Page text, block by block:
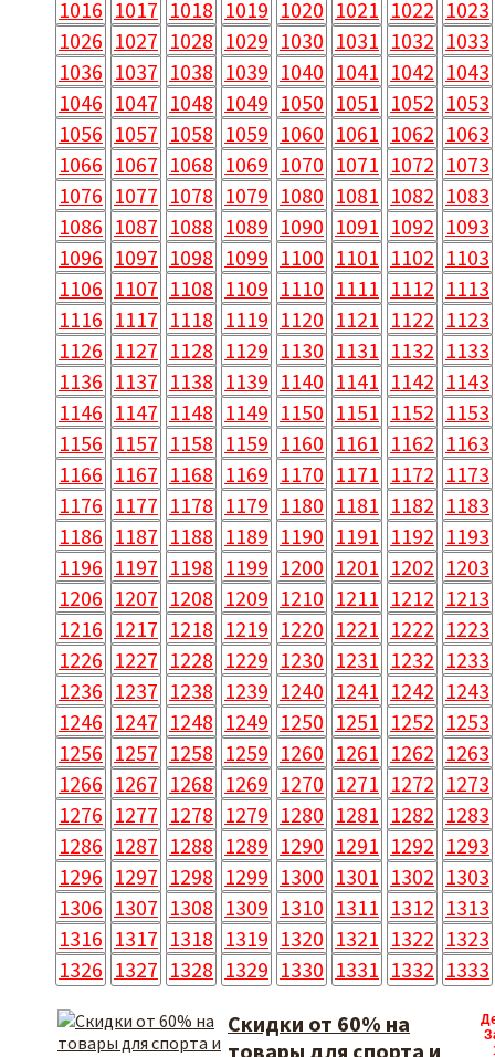
1016 1017 1018 1019 1020 1021 1022 1023
1026 1027 1028 1029 1030 1031 1032 1033
1036 1037 1038 1039 1040 1041 1042 1043
1046 1047 1048 1049 1050 1051 1052 1053
1056 1057 1058 1059 1060 1061 1062 1063
1066 1067 1068 1069 1070 1071 1072 1073
1076 1077 1078 1079 1080 1081 1082 1083
1086 1087 1088 1089 1090 1091 1092 1093
1096 1097 1098 1099 1100 1101 1102 1103
1106 1107 1108 1109 1110 1111 1112 1113
1116 1117 1118 1119 1120 1121 1122 1123
1126 1127 1128 1129 1130 1131 1132 1133
1136 1137 1138 1139 1140 1141 1142 1143
1146 1147 1148 1149 1150 1151 1152 1153
1156 1157 1158 1159 1160 1161 1162 1163
1166 1167 1168 1169 1170 1171 1172 1173
1176 1177 1178 1179 1180 1181 1182 1183
1186 1187 1188 1189 1190 1191 1192 1193
1196 1197 1198 1199 1200 1201 1202 1203
1206 1207 1208 1209 1210 1211 1212 1213
1216 1217 1218 1219 1220 1221 1222 1223
1226 1227 1228 1229 1230 1231 1232 1233
1236 1237 1238 1239 1240 1241 1242 1243
1246 1247 1248 1249 1250 1251 1252 1253
1256 1257 1258 1259 1260 1261 1262 1263
1266 1267 1268 1269 1270 1271 1272 1273
1276 1277 1278 1279 1280 1281 1282 1283
1286 1287 1288 1289 1290 1291 1292 1293
1296 1297 1298 1299 1300 1301 1302 1303
1306 1307 1308 1309 1310 1311 1312 1313
1316 1317 1318 1319 1320 1321 1322 1323
1326 1327 1328 1329 1330 1331 1332 1333
Скидки от 60% на
товары для спорта и